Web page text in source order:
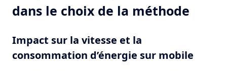
dans le choix de la méthode
Impact sur la vitesse et la
consommation d’énergie sur mobile